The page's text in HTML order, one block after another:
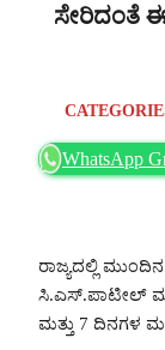
ಸೇರಿದಂತೆ
WhatsApp
ರಾಜ್ಯದಲ್ಲಿ
ಸಿ.ಎಸ್.ಪಾಟೀಲ್
ಮತ್ತು 7 ದಿನಗಳ